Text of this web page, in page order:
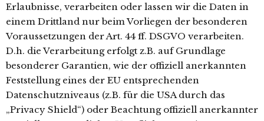
Erlaubnisse, verarbeiten oder lassen wir die Daten in
einem Drittland nur beim Vorliegen der besonderen
Voraussetzungen der Art. 44 ff. DSGVO verarbeiten.
D.h. die Verarbeitung erfolgt z.B. auf Grundlage
besonderer Garantien, wie der offiziell anerkannten
Feststellung eines der EU entsprechenden
Datenschutzniveaus (z.B. für die USA durch das
„Privacy Shield“) oder Beachtung offiziell anerkannter